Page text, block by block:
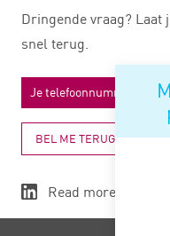
Dringende vraag?
snel terug.
BEL ME TERUG
Read more